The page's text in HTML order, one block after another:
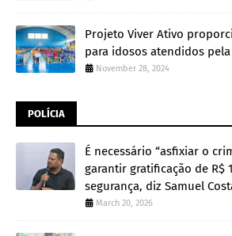
Projeto Viver Ativo
para idosos atendidos pela
November 28, 2024
POLÍCIA
É necessário “asfixiar o
garantir gratificação de R$
segurança, diz Samuel
March 20, 2026